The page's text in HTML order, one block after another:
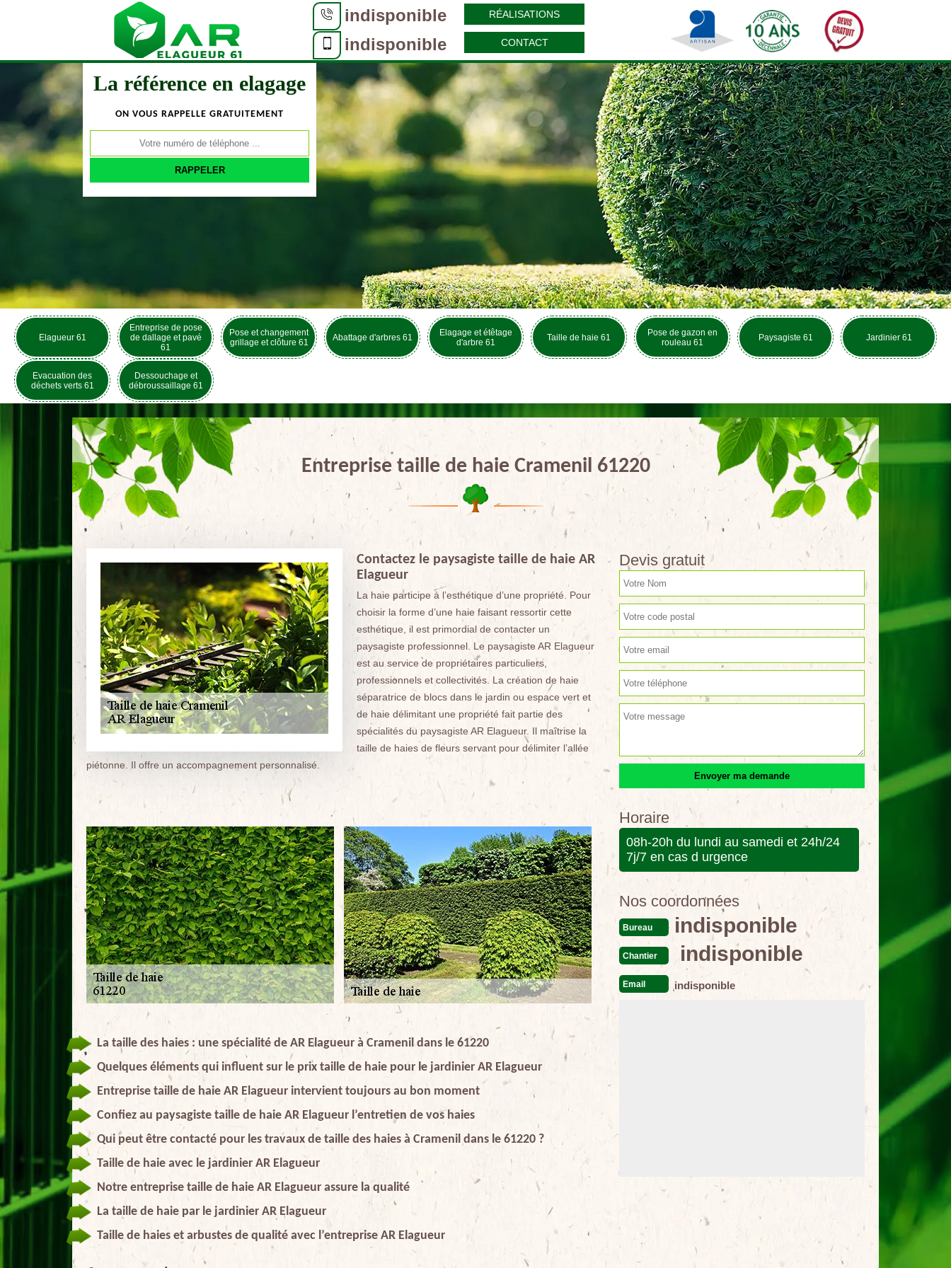
indisponible
indisponible
RÉALISATIONS
CONTACT
La référence en elagage
ON VOUS RAPPELLE GRATUITEMENT
Elagueur 61
Entreprise de pose
de dallage et pavé
61
Pose et changement
grillage et clôture 61
Abattage d'arbres 61
Elagage et étêtage
d'arbre 61
Taille de haie 61
Pose de gazon en
rouleau 61
Paysagiste 61 Jardinier 61
Evacuation des
déchets verts 61
Dessouchage et
débroussaillage 61
Entreprise taille de haie Cramenil 61220
Contactez le paysagiste taille de haie AR
Elagueur
La haie participe à l’esthétique d’une propriété. Pour
choisir la forme d’une haie faisant ressortir cette
esthétique, il est primordial de contacter un
paysagiste professionnel. Le paysagiste AR Elagueur
est au service de propriétaires particuliers,
professionnels et collectivités. La création de haie
séparatrice de blocs dans le jardin ou espace vert et
de haie délimitant une propriété fait partie des
spécialités du paysagiste AR Elagueur. Il maîtrise la
taille de haies de fleurs servant pour délimiter l’allée
piétonne. Il offre un accompagnement personnalisé.
La taille des haies : une spécialité de AR Elagueur à Cramenil dans le 61220
Quelques éléments qui influent sur le prix taille de haie pour le jardinier AR Elagueur
Entreprise taille de haie AR Elagueur intervient toujours au bon moment
Confiez au paysagiste taille de haie AR Elagueur l’entretien de vos haies
Qui peut être contacté pour les travaux de taille des haies à Cramenil dans le 61220 ?
Taille de haie avec le jardinier AR Elagueur
Notre entreprise taille de haie AR Elagueur assure la qualité
La taille de haie par le jardinier AR Elagueur
Taille de haies et arbustes de qualité avec l’entreprise AR Elagueur
Devis gratuit
Horaire
08h-20h du lundi au samedi et 24h/24
7j/7 en cas d urgence
Nos coordonnées
Bureau indisponible
Chantier indisponible
Email indisponible